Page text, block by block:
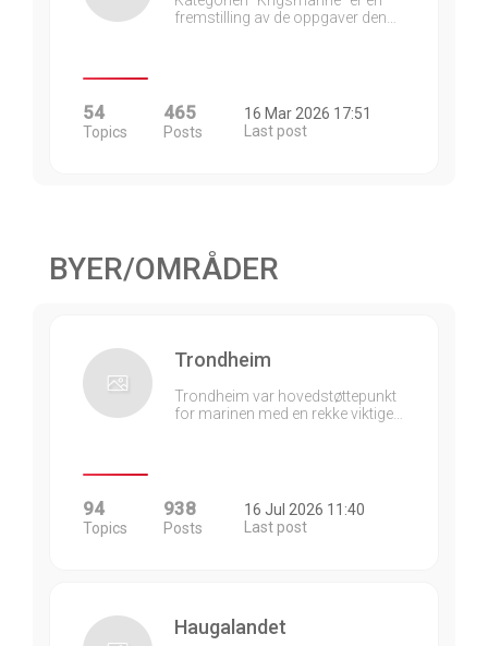
fremstilling av de oppgaver den…
54
Topics
465
Posts
16 Mar 2026 17:51
Last post
BYER/OMRÅDER
Trondheim
Trondheim var hovedstøttepunkt
for marinen med en rekke viktige…
94
Topics
938
Posts
16 Jul 2026 11:40
Last post
Haugalandet